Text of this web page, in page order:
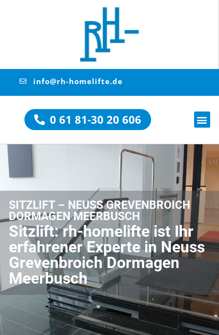
info@rh-homelifte.de
0 61 81-30 20 606
SITZLIFT – NEUSS GREVENBROICH
DORMAGEN MEERBUSCH
Sitzlift: rh-homelifte ist Ihr
erfahrener Experte in Neuss
Grevenbroich Dormagen
Meerbusch